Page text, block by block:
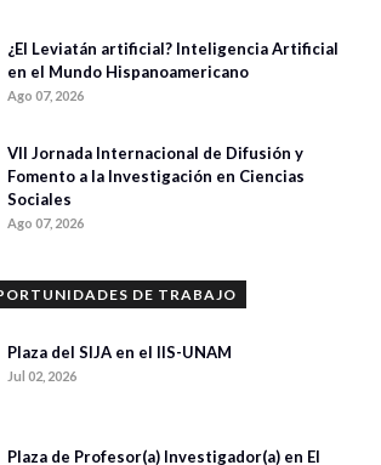
¿El Leviatán artificial? Inteligencia Artificial
en el Mundo Hispanoamericano
Ago 07, 2026
VII Jornada Internacional de Difusión y
Fomento a la Investigación en Ciencias
Sociales
Ago 07, 2026
DE TRABAJO
Plaza del SIJA en el IIS-UNAM
Jul 02, 2026
Plaza de Profesor(a) Investigador(a) en El